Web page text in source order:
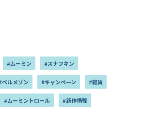
#ムーミン #スナフキン
ベルメゾン #キャンペーン #雑貨
#ムーミントロール #新作情報